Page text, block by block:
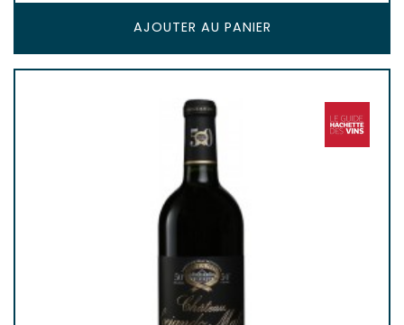
AJOUTER AU PANIER